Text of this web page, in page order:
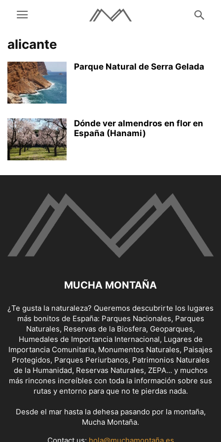
alicante
Parque Natural de Serra Gelada
Dónde ver almendros en flor en
España (Hanami)
MUCHA MONTAÑA
¿Te gusta la naturaleza? Queremos descubrirte los lugares
más bonitos de España: Parques Nacionales, Parques
Naturales, Reservas de la Biosfera, Geoparques,
Humedales de Importancia Internacional, Lugares de
Importancia Comunitaria, Monumentos Naturales, Paisajes
Protegidos, Parques Periurbanos, Patrimonios Naturales
de la Humanidad, Reservas Naturales, ZEPA... y muchos
más rincones increíbles con toda la información sobre sus
rutas y entorno para que no te pierdas nada.
Desde el mar hasta la dehesa pasando por la montaña,
Mucha Montaña.
Contact us: hola@muchamontaña.es